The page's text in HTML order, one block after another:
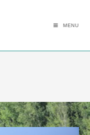
MENU